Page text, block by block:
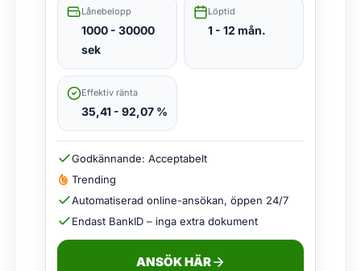
Lånebelopp
1000 - 30000
sek
Löptid
1 - 12 mån.
Effektiv ränta
35,41 - 92,07 %
Godkännande: Acceptabelt
Trending
Automatiserad online-ansökan, öppen 24/7
Endast BankID – inga extra dokument
ANSÖK HÄR